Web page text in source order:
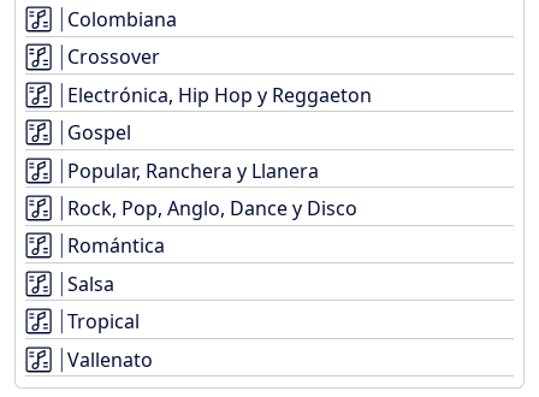
Colombiana
Crossover
Electrónica, Hip Hop y Reggaeton
Gospel
Popular, Ranchera y Llanera
Rock, Pop, Anglo, Dance y Disco
Romántica
Salsa
Tropical
Vallenato